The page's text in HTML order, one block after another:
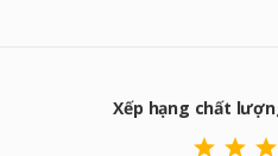
Xếp hạng chất